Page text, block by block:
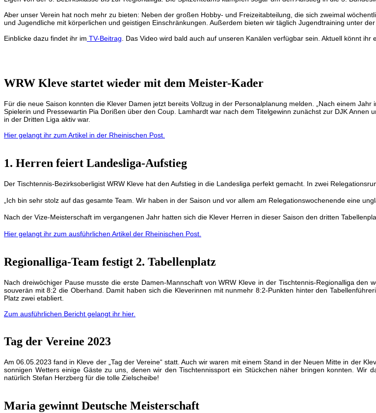
Aber unser Verein hat noch mehr zu bieten: Neben der großen Hobby- und Freizeitabteilung, die sich zweimal
und Jugendliche mit körperlichen und geistigen Einschränkungen. Außerdem bieten wir täglich Jugendtraining unter
Einblicke dazu findet ihr im TV-Beitrag . Das Video wird bald auch auf unseren Kanälen verfügbar sein. Aktuell könnt
WRW Kleve startet wieder mit dem Meister-Kader
Für die neue Saison konnten die Klever Damen jetzt bereits Vollzug in der Personalplanung melden. „Nach einem
Spielerin und Pressewartin Pia Dorißen über den Coup. Lamhardt war nach dem Titelgewinn zunächst zur DJK
in der Dritten Liga aktiv war.
Hier gelangt ihr zum Artikel in der Rheinischen Post.
1. Herren feiert Landesliga-Aufstieg
Der Tischtennis-Bezirksoberligist WRW Kleve hat den Aufstieg in die Landesliga perfekt gemacht. In zwei
„Ich bin sehr stolz auf das gesamte Team. Wir haben in der Saison und vor allem am Relegationswochenende eine
Nach der Vize-Meisterschaft im vergangenen Jahr hatten sich die Klever Herren in dieser Saison den dritten
Hier gelangt ihr zum ausführlichen Artikel der Rheinischen Post.
Regionalliga-Team festigt 2. Tabellenplatz
Nach dreiwöchiger Pause musste die erste Damen-Mannschaft von WRW Kleve in der Tischtennis-Regionalliga den
souverän mit 8:2 die Oberhand. Damit haben sich die Kleverinnen mit nunmehr 8:2-Punkten hinter den
Platz zwei etabliert.
Zum ausführlichen Bericht gelangt ihr hier.
Tag der Vereine 2023
Am 06.05.2023 fand in Kleve der „Tag der Vereine“ statt. Auch wir waren mit einem Stand in der Neuen Mitte in der
sonnigen Wetters einige Gäste zu uns, denen wir den Tischtennissport ein Stückchen näher bringen konnten. Wir
natürlich Stefan Herzberg für die tolle Zielscheibe!
Maria gewinnt Deutsche Meisterschaft